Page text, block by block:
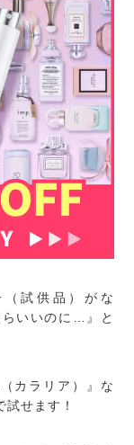
試供品）がな
いいのに…』と
カラリア）』な
せます！